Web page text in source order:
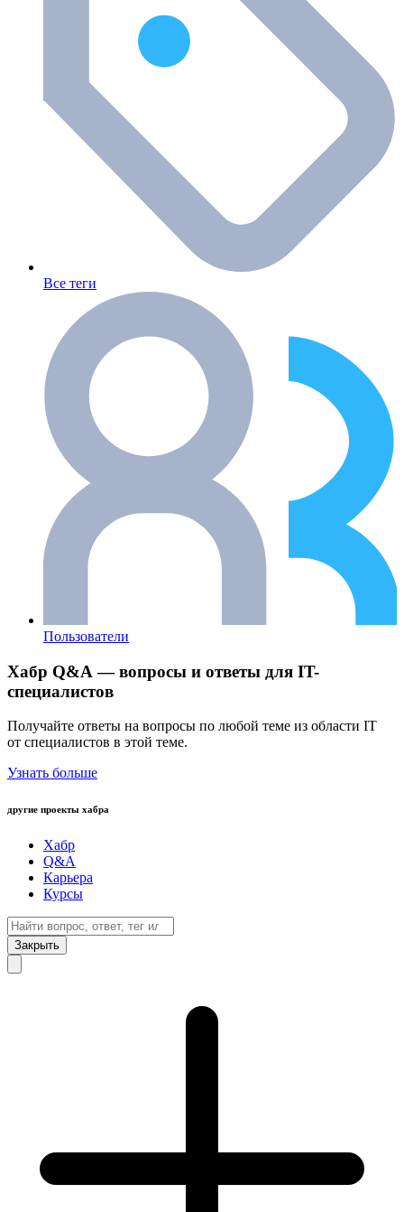
Все теги
Пользователи
Хабр Q&A — вопросы и ответы для IT-
специалистов
Получайте ответы на вопросы по любой теме из области IT
от специалистов в этой теме.
Узнать больше
другие проекты хабра
Хабр
Q&A
Карьера
Курсы
Закрыть